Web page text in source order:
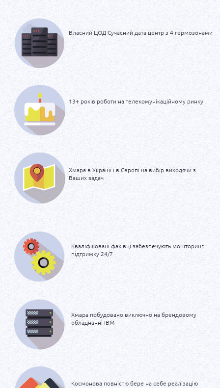
Власний ЦОД Сучасний дата центрз 4 гермозонами
13+ років роботи нателекомунікаційному ринку
Хмара в Україні і в Європі на вибір виходячи з
Ваших задач
Кваліфіковані фахівці забезпечують моніторинг і
підтримку 24/7
Хмара побудовано виключно на брендовому
обладнанні IBM
Космонова повністю бере на себе реалізацію